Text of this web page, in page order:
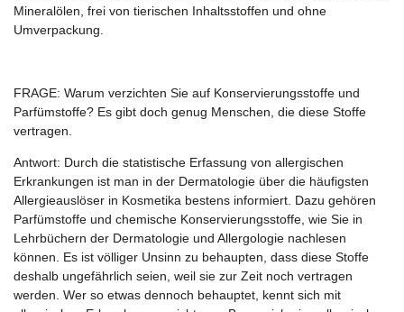
Mineralölen, frei von tierischen Inhaltsstoffen und ohne
Umverpackung.
FRAGE: Warum verzichten Sie auf Konservierungsstoffe und
Parfümstoffe? Es gibt doch genug Menschen, die diese Stoffe
vertragen.
Antwort: Durch die statistische Erfassung von allergischen
Erkrankungen ist man in der Dermatologie über die häufigsten
Allergieauslöser in Kosmetika bestens informiert. Dazu gehören
Parfümstoffe und chemische Konservierungsstoffe, wie Sie in
Lehrbüchern der Dermatologie und Allergologie nachlesen
können. Es ist völliger Unsinn zu behaupten, dass diese Stoffe
deshalb ungefährlich seien, weil sie zur Zeit noch vertragen
werden. Wer so etwas dennoch behauptet, kennt sich mit